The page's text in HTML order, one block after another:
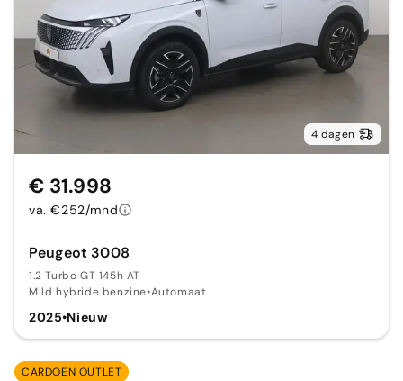
4 dagen
Peugeot 3008
1.2 Turbo GT 145h AT
Mild hybride benzine•Automaat
2025•Nieuw
€ 31.998
va. €252/mnd
CARDOEN OUTLET